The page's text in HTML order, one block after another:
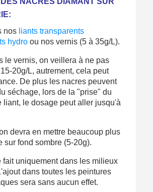
nosliants transparents
hydroou nos vernis (5 à 35g/L).
le vernis, on veillera à ne pas
20g/L, autrement, cela peut
De plus les nacres peuvent
séchage, lors de la "prise" du
liant, le dosage peut aller jusqu'à
devra en mettre beaucoup plus
sur fond sombre (5-20g).
fait uniquement dans les milieux
dans toutes les peintures
sera sans aucun effet.